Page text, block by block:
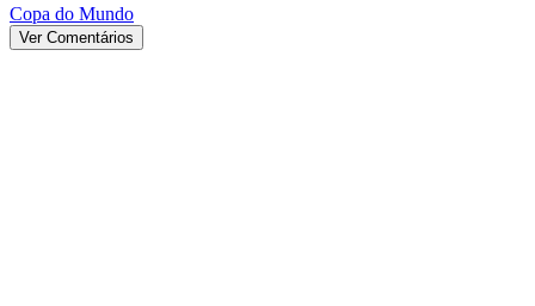
Copa do Mundo
Ver Comentários